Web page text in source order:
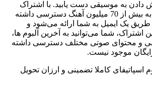
دادن به موسیقی دست یابید. با اشتراک
پرمیوم شما می‌توانید به بیش از 70 میلیون آهنگ دسترسی داشته
طریق یک ایمیل به شما ارائه می‌شود و
اشتراک، شما می‌توانید به آخرین آلبوم ‌ها،
و محتوای صوتی مختلف دسترسی داشته
موجود نیست.